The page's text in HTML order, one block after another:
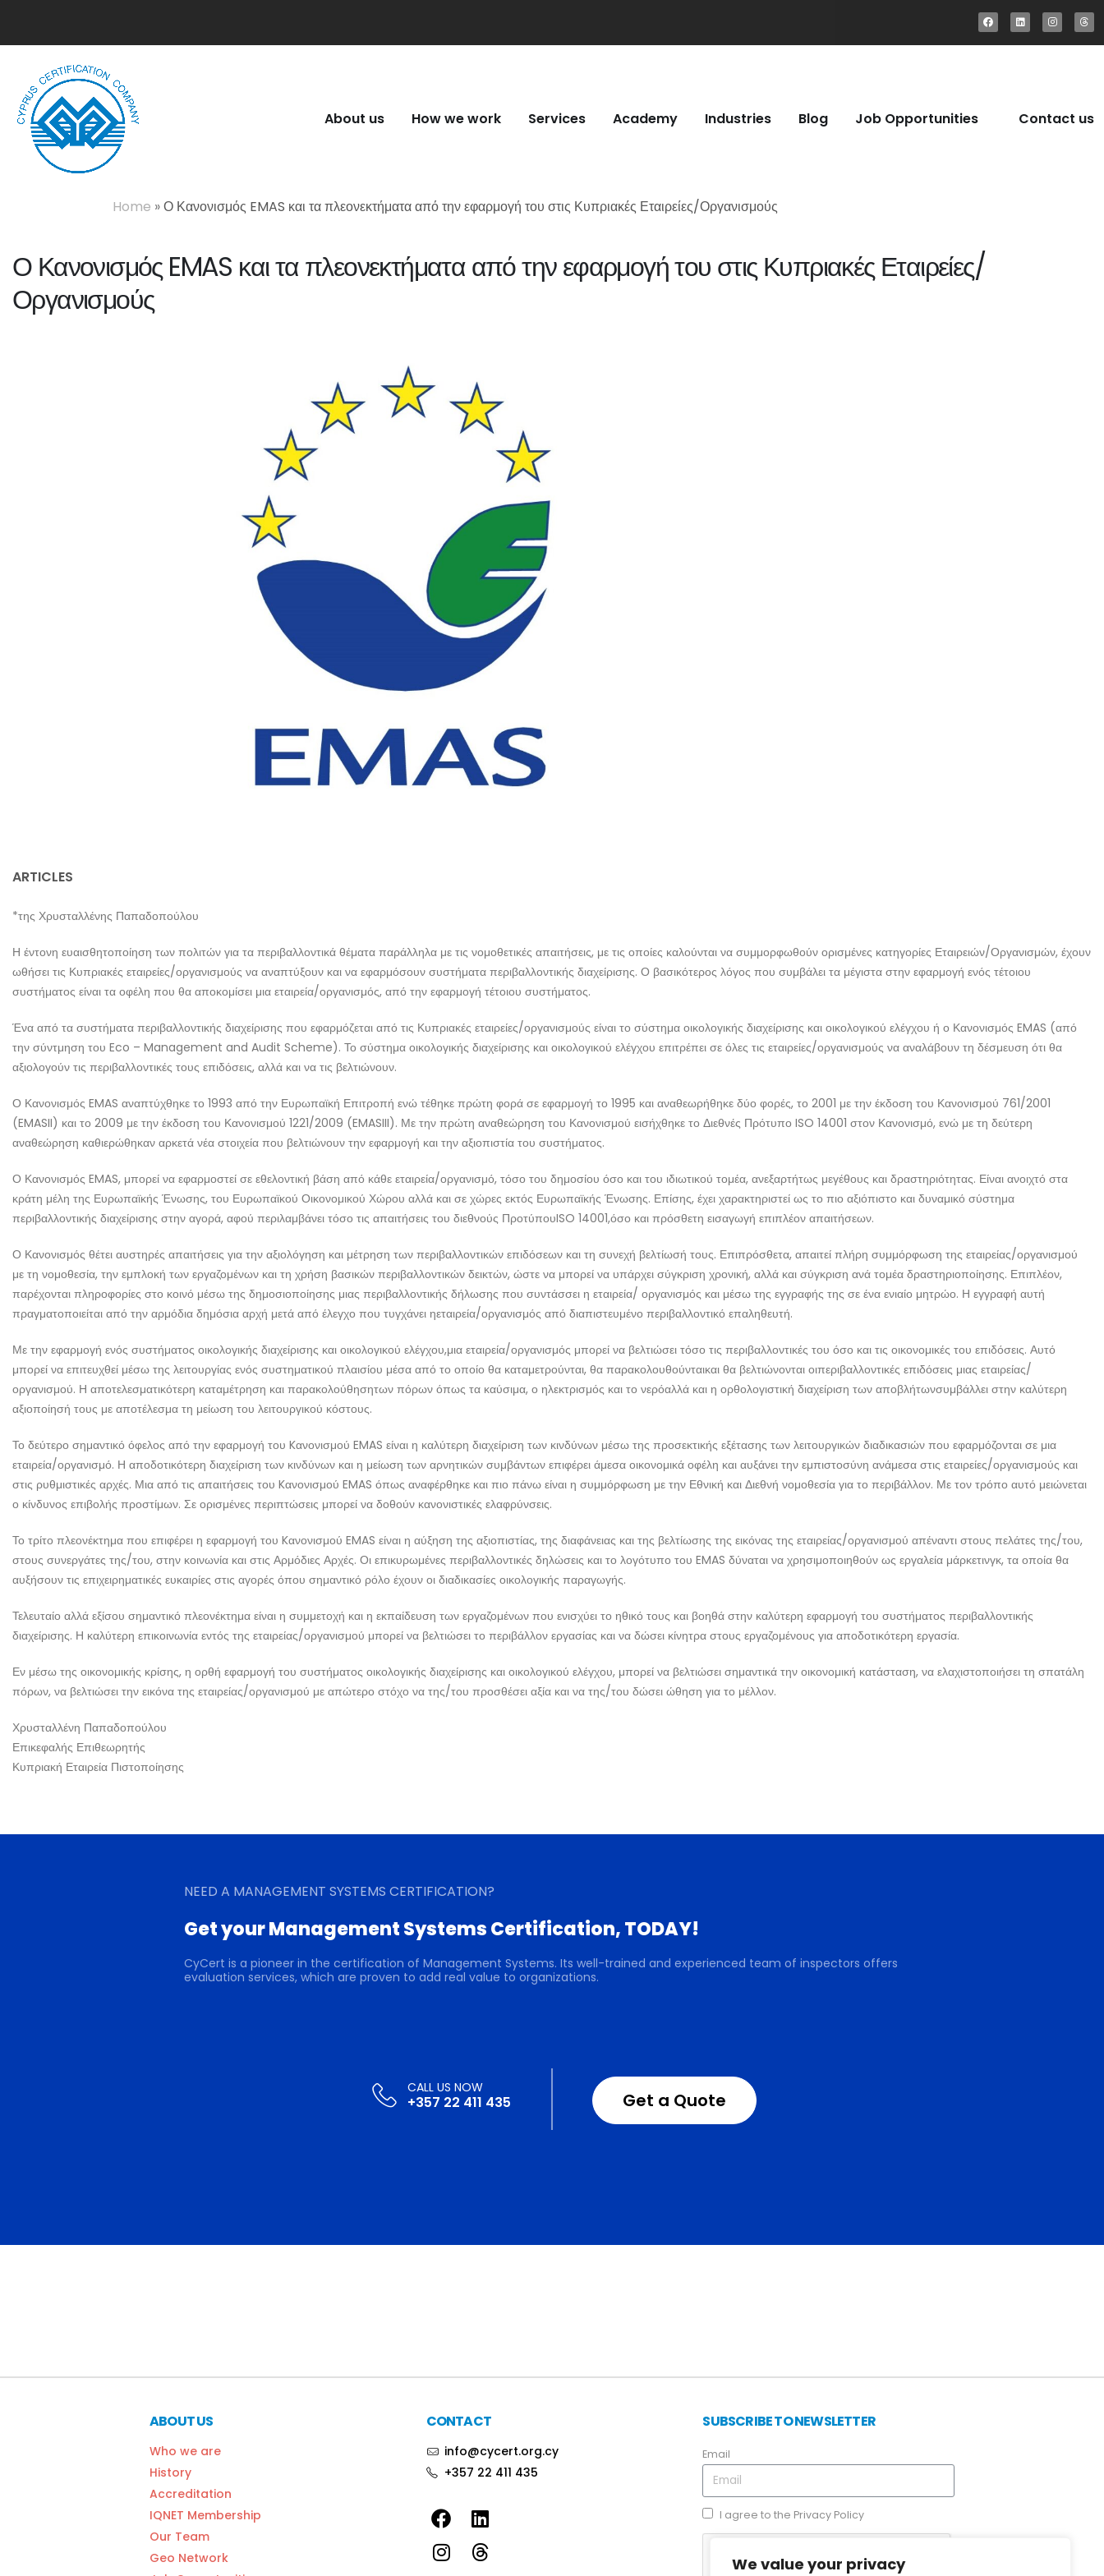
We value your privacy
About us How we work Services Academy Industries Blog Job Opportunities Contact us
Home »Ο Κανονισμός EMAS και τα πλεονεκτήματα από την εφαρμογή του στις Κυπριακές Εταιρείες/Οργανισμούς
Ο Κανονισμός EMAS και τα πλεονεκτήματα από την εφαρμογή του στις Κυπριακές Εταιρείες/
Οργανισμούς
ARTICLES
*της Χρυσταλλένης Παπαδοπούλου
Η έντονη ευαισθητοποίηση των πολιτών για τα περιβαλλοντικά θέματα παράλληλα με τις νομοθετικές απαιτήσεις, με τις οποίες καλούνται να συμμορφωθούν ορισμένες κατηγορίες Εταιρειών/Οργανισμών, έχουν
ωθήσει τις Κυπριακές εταιρείες/οργανισμούς να αναπτύξουν και να εφαρμόσουν συστήματα περιβαλλοντικής διαχείρισης. Ο βασικότερος λόγος που συμβάλει τα μέγιστα στην εφαρμογή ενός τέτοιου
συστήματος είναι τα οφέλη που θα αποκομίσει μια εταιρεία/οργανισμός, από την εφαρμογή τέτοιου συστήματος.
Ένα από τα συστήματα περιβαλλοντικής διαχείρισης που εφαρμόζεται από τις Κυπριακές εταιρείες/οργανισμούς είναι το σύστημα οικολογικής διαχείρισης και οικολογικού ελέγχου ή ο Κανονισμός EMAS (από
την σύντμηση του Eco – Management and Audit Scheme). Το σύστημα οικολογικής διαχείρισης και οικολογικού ελέγχου επιτρέπει σε όλες τις εταιρείες/οργανισμούς να αναλάβουν τη δέσμευση ότι θα
αξιολογούν τις περιβαλλοντικές τους επιδόσεις, αλλά και να τις βελτιώνουν.
Ο Κανονισμός EMAS αναπτύχθηκε το 1993 από την Ευρωπαϊκή Επιτροπή ενώ τέθηκε πρώτη φορά σε εφαρμογή το 1995 και αναθεωρήθηκε δύο φορές, το 2001 με την έκδοση του Κανονισμού 761/2001
(EMASII) και το 2009 με την έκδοση του Κανονισμού 1221/2009 (EMASIII). Με την πρώτη αναθεώρηση του Κανονισμού εισήχθηκε το Διεθνές Πρότυπο ISO 14001 στον Κανονισμό, ενώ με τη δεύτερη
αναθεώρηση καθιερώθηκαν αρκετά νέα στοιχεία που βελτιώνουν την εφαρμογή και την αξιοπιστία του συστήματος.
Ο Κανονισμός EMAS, μπορεί να εφαρμοστεί σε εθελοντική βάση από κάθε εταιρεία/οργανισμό, τόσο του δημοσίου όσο και του ιδιωτικού τομέα, ανεξαρτήτως μεγέθους και δραστηριότητας. Είναι ανοιχτό στα
κράτη μέλη της Ευρωπαϊκής Ένωσης, του Ευρωπαϊκού Οικονομικού Χώρου αλλά και σε χώρες εκτός Ευρωπαϊκής Ένωσης. Επίσης, έχει χαρακτηριστεί ως το πιο αξιόπιστο και δυναμικό σύστημα
περιβαλλοντικής διαχείρισης στην αγορά, αφού περιλαμβάνει τόσο τις απαιτήσεις του διεθνούς ΠροτύπουISO 14001,όσο και πρόσθετη εισαγωγή επιπλέον απαιτήσεων.
Ο Κανονισμός θέτει αυστηρές απαιτήσεις για την αξιολόγηση και μέτρηση των περιβαλλοντικών επιδόσεων και τη συνεχή βελτίωσή τους. Επιπρόσθετα, απαιτεί πλήρη συμμόρφωση της εταιρείας/οργανισμού
με τη νομοθεσία, την εμπλοκή των εργαζομένων και τη χρήση βασικών περιβαλλοντικών δεικτών, ώστε να μπορεί να υπάρχει σύγκριση χρονική, αλλά και σύγκριση ανά τομέα δραστηριοποίησης. Επιπλέον,
παρέχονται πληροφορίες στο κοινό μέσω της δημοσιοποίησης μιας περιβαλλοντικής δήλωσης που συντάσσει η εταιρεία/ οργανισμός και μέσω της εγγραφής της σε ένα ενιαίο μητρώο. Η εγγραφή αυτή
πραγματοποιείται από την αρμόδια δημόσια αρχή μετά από έλεγχο που τυγχάνει ηεταιρεία/οργανισμός από διαπιστευμένο περιβαλλοντικό επαληθευτή.
Με την εφαρμογή ενός συστήματος οικολογικής διαχείρισης και οικολογικού ελέγχου,μια εταιρεία/οργανισμός μπορεί να βελτιώσει τόσο τις περιβαλλοντικές του όσο και τις οικονομικές του επιδόσεις. Αυτό
μπορεί να επιτευχθεί μέσω της λειτουργίας ενός συστηματικού πλαισίου μέσα από το οποίο θα καταμετρούνται, θα παρακολουθούνταικαι θα βελτιώνονται οιπεριβαλλοντικές επιδόσεις μιας εταιρείας/
οργανισμού. Η αποτελεσματικότερη καταμέτρηση και παρακολούθησητων πόρων όπως τα καύσιμα, ο ηλεκτρισμός και το νερόαλλά και η ορθολογιστική διαχείριση των αποβλήτωνσυμβάλλει στην καλύτερη
αξιοποίησή τους με αποτέλεσμα τη μείωση του λειτουργικού κόστους.
Το δεύτερο σημαντικό όφελος από την εφαρμογή του Kανονισμού EMAS είναι η καλύτερη διαχείριση των κινδύνων μέσω της προσεκτικής εξέτασης των λειτουργικών διαδικασιών που εφαρμόζονται σε μια
εταιρεία/οργανισμό. Η αποδοτικότερη διαχείριση των κινδύνων και η μείωση των αρνητικών συμβάντων επιφέρει άμεσα οικονομικά οφέλη και αυξάνει την εμπιστοσύνη ανάμεσα στις εταιρείες/οργανισμούς και
στις ρυθμιστικές αρχές. Μια από τις απαιτήσεις του Kανονισμού EMAS όπως αναφέρθηκε και πιο πάνω είναι η συμμόρφωση με την Εθνική και Διεθνή νομοθεσία για το περιβάλλον. Με τον τρόπο αυτό μειώνεται
ο κίνδυνος επιβολής προστίμων. Σε ορισμένες περιπτώσεις μπορεί να δοθούν κανονιστικές ελαφρύνσεις.
Το τρίτο πλεονέκτημα που επιφέρει η εφαρμογή του Kανονισμού EMAS είναι η αύξηση της αξιοπιστίας, της διαφάνειας και της βελτίωσης της εικόνας της εταιρείας/οργανισμού απέναντι στους πελάτες της/του,
στους συνεργάτες της/του, στην κοινωνία και στις Αρμόδιες Αρχές. Οι επικυρωμένες περιβαλλοντικές δηλώσεις και το λογότυπο του EMAS δύναται να χρησιμοποιηθούν ως εργαλεία μάρκετινγκ, τα οποία θα
αυξήσουν τις επιχειρηματικές ευκαιρίες στις αγορές όπου σημαντικό ρόλο έχουν οι διαδικασίες οικολογικής παραγωγής.
Τελευταίο αλλά εξίσου σημαντικό πλεονέκτημα είναι η συμμετοχή και η εκπαίδευση των εργαζομένων που ενισχύει το ηθικό τους και βοηθά στην καλύτερη εφαρμογή του συστήματος περιβαλλοντικής
διαχείρισης. Η καλύτερη επικοινωνία εντός της εταιρείας/οργανισμού μπορεί να βελτιώσει το περιβάλλον εργασίας και να δώσει κίνητρα στους εργαζομένους για αποδοτικότερη εργασία.
Εν μέσω της οικονομικής κρίσης, η ορθή εφαρμογή του συστήματος οικολογικής διαχείρισης και οικολογικού ελέγχου, μπορεί να βελτιώσει σημαντικά την οικονομική κατάσταση, να ελαχιστοποιήσει τη σπατάλη
πόρων, να βελτιώσει την εικόνα της εταιρείας/οργανισμού με απώτερο στόχο να της/του προσθέσει αξία και να της/του δώσει ώθηση για το μέλλον.
Χρυσταλλένη Παπαδοπούλου
Επικεφαλής Επιθεωρητής
Κυπριακή Εταιρεία Πιστοποίησης
NEED A MANAGEMENT SYSTEMS CERTIFICATION?
Get your Management Systems Certification, TODAY!
CyCert is a pioneer in the certification of Management Systems. Its well-trained and experienced team of inspectors offers
evaluation services, which are proven to add real value to organizations.
+357 22 411 435 Get a Quote
ABOUT US
Who we are
History
Accreditation
IQNET Membership
Our Team
Geo Network
CONTACT
info@cycert.org.cy
+357 22 411 435
SUBSCRIBE TO NEWSLETTER
Email
I agree to the Privacy Policy